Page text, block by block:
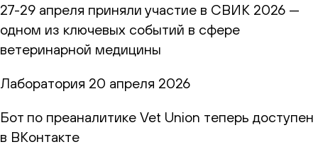
27-29 апреля приняли участие в СВИК 2026 —
одном из ключевых событий в сфере
ветеринарной медицины
Лаборатория 20 апреля 2026
Бот по преаналитике Vet Union теперь доступен
в ВКонтакте